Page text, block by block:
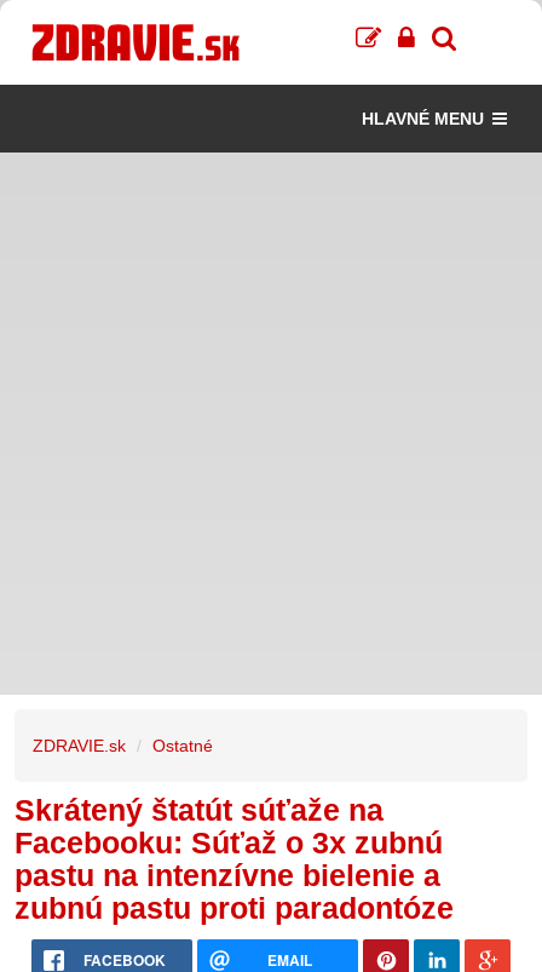
HLAVNÉ MENU
ZDRAVIE.sk Ostatné
Skrátený štatút súťaže na
Facebooku: Súťaž o 3x zubnú
pastu na intenzívne bielenie a
zubnú pastu proti paradontóze
FACEBOOK EMAIL